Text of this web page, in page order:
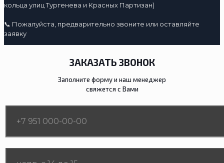
кольца улиц Тургенева и Красных Партизан)
📞 Пожалуйста, предварительно звоните или оставляйте
заявку
ЗАКАЗАТЬ ЗВОНОК
Заполните форму и наш менеджер
свяжется с Вами